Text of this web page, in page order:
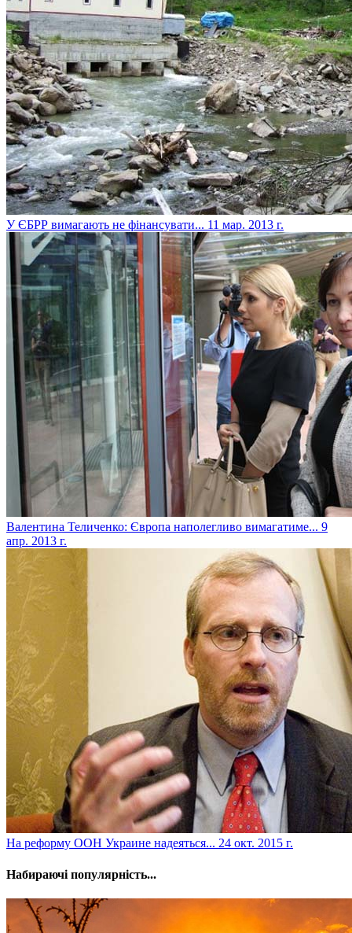
У ЄБРР вимагають не фінансувати... 11 мар. 2013 г.
Валентина Теличенко: Європа наполегливо вимагатиме... 9
апр. 2013 г.
На реформу ООН Украине надеяться... 24 окт. 2015 г.
Набираючі популярність...